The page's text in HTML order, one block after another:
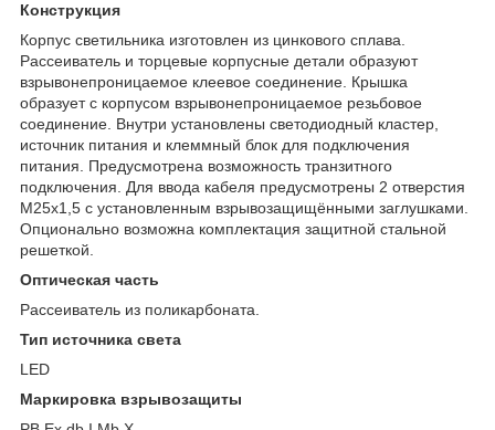
Конструкция
Корпус светильника изготовлен из цинкового сплава.
Рассеиватель и торцевые корпусные детали образуют
взрывонепроницаемое клеевое соединение. Крышка
образует с корпусом взрывонепроницаемое резьбовое
соединение. Внутри установлены светодиодный кластер,
источник питания и клеммный блок для подключения
питания. Предусмотрена возможность транзитного
подключения. Для ввода кабеля предусмотрены 2 отверстия
М25x1,5 с установленным взрывозащищёнными заглушками.
Опционально возможна комплектация защитной стальной
решеткой.
Оптическая часть
Рассеиватель из поликарбоната.
Тип источника света
LED
Маркировка взрывозащиты